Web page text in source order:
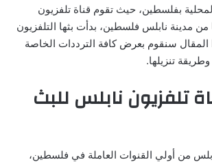
المحلية بفلسطين، حيث تقوم قناة تلفزيون
من مدينة نابلس فلسطين، بدأت بثها التلفزيون
هذا المقال سنقوم بعرض كافة الترددات الخاصة
تنزيلها.
تلفزيون نابلس للبث
من أولي القنوات العاملة في فلسطين،